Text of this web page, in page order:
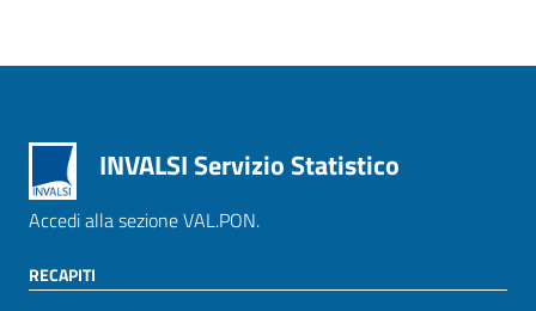
INVALSI Servizio Statistico
Accedi alla sezione VAL.PON.
RECAPITI